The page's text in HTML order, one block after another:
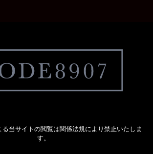
当サイトの閲覧は関係法規により禁止いたしま
す。